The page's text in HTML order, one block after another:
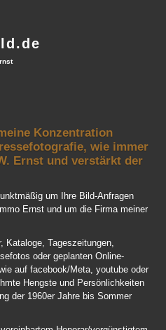
Konzentration
wie immer
Ernst und verstärkt der
um Ihre Bild-Anfragen
Ernst und um die Firma meiner
Kataloge, Tageszeitungen,
oder geplanten Online-
auf facebook/Meta, youtube oder
Hengste und Persönlichkeiten
der 1960er Jahre bis Sommer